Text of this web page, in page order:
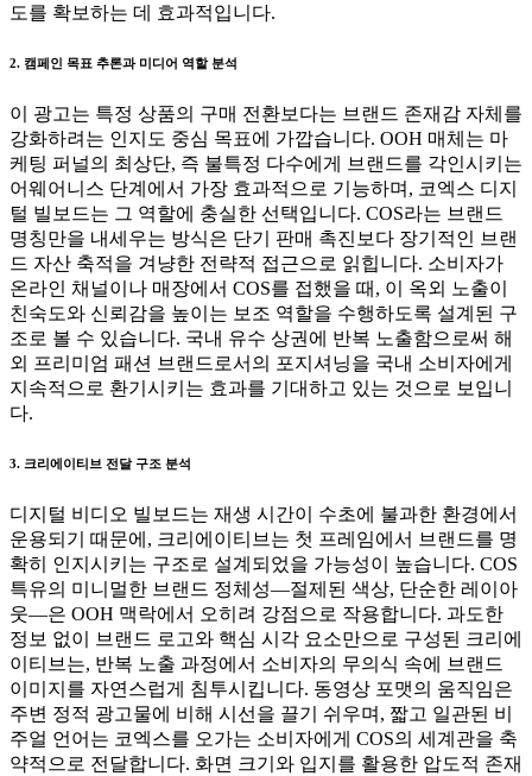
도를 확보하는 데 효과적입니다.
2. 캠페인 목표 추론과 미디어 역할 분석
이 광고는 특정 상품의 구매 전환보다는 브랜드 존재감 자체를
강화하려는 인지도 중심 목표에 가깝습니다. OOH 매체는 마
케팅 퍼널의 최상단, 즉 불특정 다수에게 브랜드를 각인시키는
어웨어니스 단계에서 가장 효과적으로 기능하며, 코엑스 디지
털 빌보드는 그 역할에 충실한 선택입니다. COS라는 브랜드
명칭만을 내세우는 방식은 단기 판매 촉진보다 장기적인 브랜
드 자산 축적을 겨냥한 전략적 접근으로 읽힙니다. 소비자가
온라인 채널이나 매장에서 COS를 접했을 때, 이 옥외 노출이
친숙도와 신뢰감을 높이는 보조 역할을 수행하도록 설계된 구
조로 볼 수 있습니다. 국내 유수 상권에 반복 노출함으로써 해
외 프리미엄 패션 브랜드로서의 포지셔닝을 국내 소비자에게
지속적으로 환기시키는 효과를 기대하고 있는 것으로 보입니
다.
3. 크리에이티브 전달 구조 분석
디지털 비디오 빌보드는 재생 시간이 수초에 불과한 환경에서
운용되기 때문에, 크리에이티브는 첫 프레임에서 브랜드를 명
확히 인지시키는 구조로 설계되었을 가능성이 높습니다. COS
특유의 미니멀한 브랜드 정체성—절제된 색상, 단순한 레이아
웃—은 OOH 맥락에서 오히려 강점으로 작용합니다. 과도한
정보 없이 브랜드 로고와 핵심 시각 요소만으로 구성된 크리에
이티브는, 반복 노출 과정에서 소비자의 무의식 속에 브랜드
이미지를 자연스럽게 침투시킵니다. 동영상 포맷의 움직임은
주변 정적 광고물에 비해 시선을 끌기 쉬우며, 짧고 일관된 비
주얼 언어는 코엑스를 오가는 소비자에게 COS의 세계관을 축
약적으로 전달합니다. 화면 크기와 입지를 활용한 압도적 존재